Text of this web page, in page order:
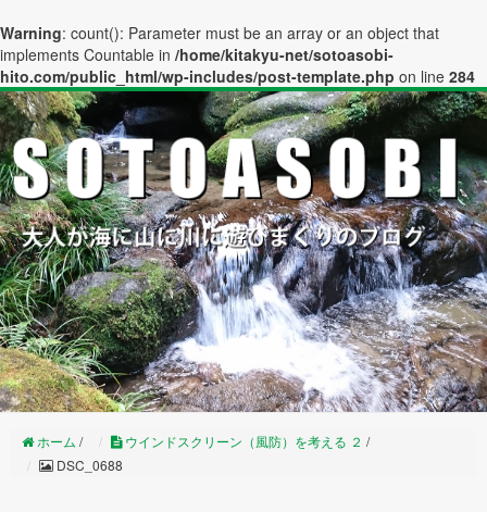
Warning: count(): Parameter must be an array or an object that
implements Countable in /home/kitakyu-net/sotoasobi-
hito.com/public_html/wp-includes/post-template.php on line 284
ホーム / ウインドスクリーン（風防）を考える ２ /
DSC_0688